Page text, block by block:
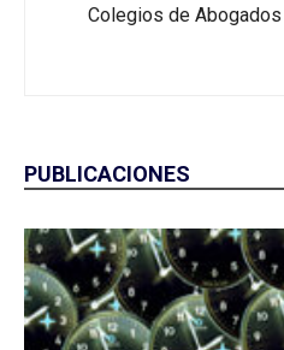
Colegios de
PUBLICACIONES